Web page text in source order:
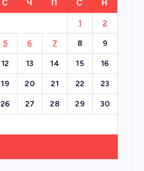
С Ч П С Н
1 2
5 6 7 8 9
12 13 14 15 16
19 20 21 22 23
26 27 28 29 30